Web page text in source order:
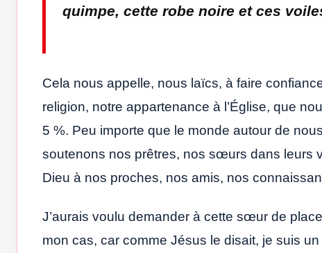
quimpe, cette robe noire et ces
Cela nous appelle, nous laïcs, à faire
religion, notre appartenance à l’Église, que
5 %. Peu importe que le monde autour de
soutenons nos prêtres, nos sœurs dans leurs
Dieu à nos proches, nos amis, nos
J’aurais voulu demander à cette sœur de
mon cas, car comme Jésus le disait, je suis un